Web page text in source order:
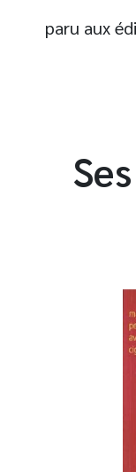
paru aux